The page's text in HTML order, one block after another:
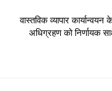
वास्तविक व्यापार
अधिग्रहण को निर्णायक